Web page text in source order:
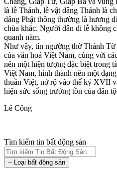
là lễ Thánh, lễ vật dâng Thánh là
dâng Phật thông thường là hương
chùa khác. Người dân đi lễ không
quanh năm.
Như vậy, tín ngưỡng thờ Thánh
của văn hoá Việt Nam, cùng với
nên một hiện tượng đặc biệt trong
Việt Nam, hình thành nên một
thuần Việt, nở rộ vào thế kỷ XVII
hiện sức sống trường tồn của dân
Lê Công
Tìm kiếm tin bất động sản
-- Loại bất động sản